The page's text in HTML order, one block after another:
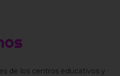
de los centros educativos y